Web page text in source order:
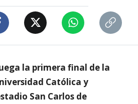
la primera final de la
Católica y
San Carlos de